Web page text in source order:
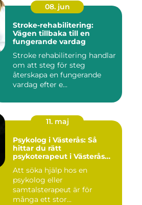
08. jun
Stroke-rehabilitering:
Vägen tillbaka till en
fungerande vardag
Stroke rehabilitering handlar
om att steg för steg
återskapa en fungerande
vardag efter e...
11. maj
Psykolog i Västerås: Så
hittar du rätt
psykoterapeut i Västerås
Att söka hjälp hos en
psykolog eller
samtalsterapeut är för
många ett stor...